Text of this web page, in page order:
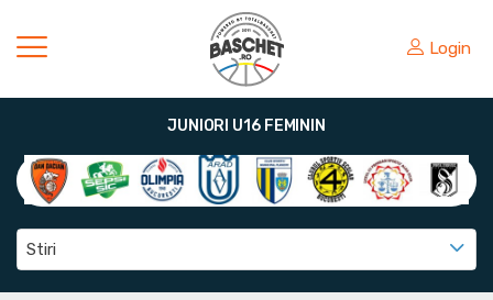
Login
JUNIORI U16 FEMININ
Stiri